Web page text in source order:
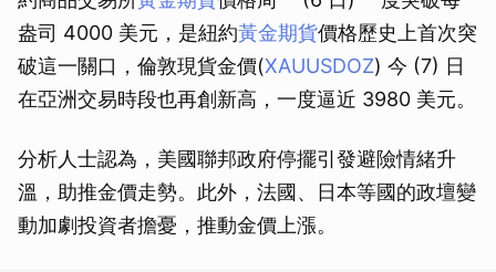
盎司 4000 美元，是紐約黃金期貨價格歷史上首次突
破這一關口，倫敦現貨金價(XAUUSDOZ) 今 (7) 日
在亞洲交易時段也再創新高，一度逼近 3980 美元。
分析人士認為，美國聯邦政府停擺引發避險情緒升
溫，助推金價走勢。此外，法國、日本等國的政壇變
動加劇投資者擔憂，推動金價上漲。